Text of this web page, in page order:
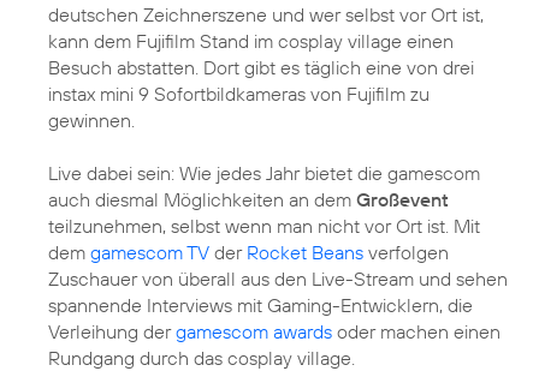
deutschen Zeichnerszene und wer selbst vor Ort ist,
kann dem Fujifilm Stand im cosplay village einen
Besuch abstatten. Dort gibt es täglich eine von drei
instax mini 9 Sofortbildkameras von Fujifilm zu
gewinnen.
Live dabei sein: Wie jedes Jahr bietet die gamescom
auch diesmal Möglichkeiten an dem Großevent
teilzunehmen, selbst wenn man nicht vor Ort ist. Mit
dem gamescom TV der Rocket Beans verfolgen
Zuschauer von überall aus den Live-Stream und sehen
spannende Interviews mit Gaming-Entwicklern, die
Verleihung dergamescom awards oder machen einen
Rundgang durch das cosplay village.